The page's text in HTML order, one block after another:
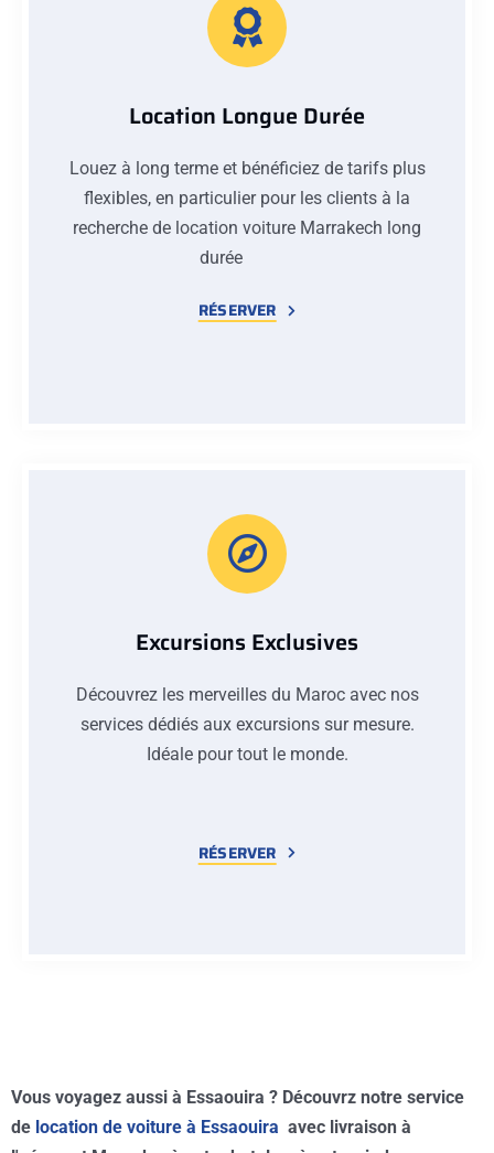
Location Longue Durée
Louez à long terme et bénéficiez de tarifs plus
flexibles, en particulier pour les clients à la
recherche de location voiture Marrakech long
durée
RÉSERVER
Excursions Exclusives
Découvrez les merveilles du Maroc avec nos
services dédiés aux excursions sur mesure.
Idéale pour tout le monde.
RÉSERVER
Vous voyagez aussi à Essaouira ? Découvrz notre service
de location de voiture à Essaouira avec livraison à